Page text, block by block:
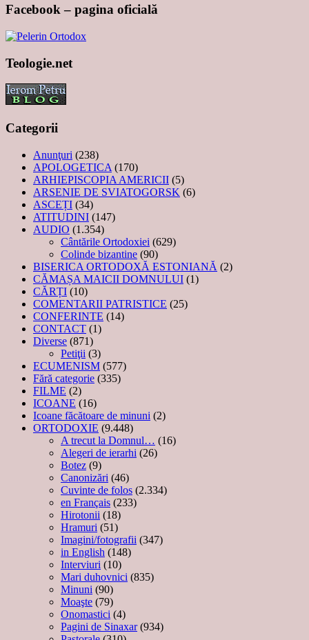
Facebook – pagina oficială
Teologie.net
Categorii
Anunţuri (238)
APOLOGETICA (170)
ARHIEPISCOPIA AMERICII (5)
ARSENIE DE SVIATOGORSK (6)
ASCEȚI (34)
ATITUDINI (147)
AUDIO (1.354)
Cântările Ortodoxiei (629)
Colinde bizantine (90)
BISERICA ORTODOXĂ ESTONIANĂ (2)
CĂMAȘA MAICII DOMNULUI (1)
CĂRȚI (10)
COMENTARII PATRISTICE (25)
CONFERINTE (14)
CONTACT (1)
Diverse (871)
Petiţii (3)
ECUMENISM (577)
Fără categorie (335)
FILME (2)
ICOANE (16)
Icoane făcătoare de minuni (2)
ORTODOXIE (9.448)
A trecut la Domnul… (16)
Alegeri de ierarhi (26)
Botez (9)
Canonizări (46)
Cuvinte de folos (2.334)
en Français (233)
Hirotonii (18)
Hramuri (51)
Imagini/fotografii (347)
in English (148)
Interviuri (10)
Mari duhovnici (835)
Minuni (90)
Moaşte (79)
Onomastici (4)
Pagini de Sinaxar(934)